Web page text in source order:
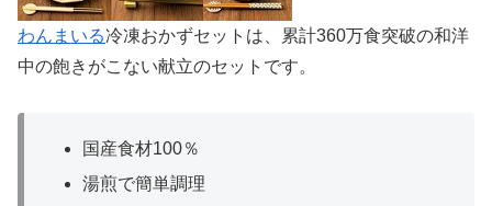
わんまいる冷凍おかずセットは、累計360万食突破の和洋
中の飽きがこない献立のセットです。
国産食材100％
湯煎で簡単調理